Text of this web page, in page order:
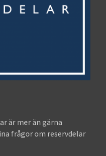
är mer än gärna
frågor om reservdelar